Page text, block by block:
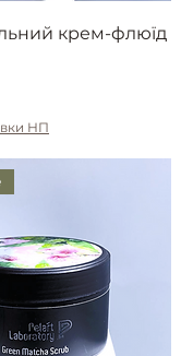
крем-флюїд
НП